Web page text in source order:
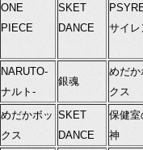
ONE
PIECE
SKET
DANCE
サイレ
NARUTO-
ナルト-
銀魂
めだか
クス
めだかボッ
クス
SKET
DANCE
保健室
神